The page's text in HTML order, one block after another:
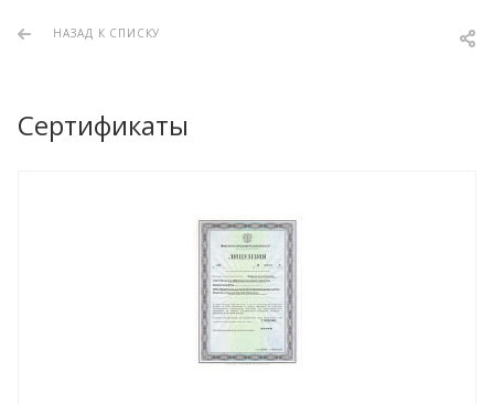
НАЗАД К СПИСКУ
Сертификаты